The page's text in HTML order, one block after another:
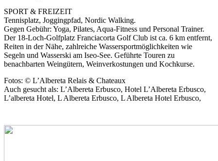
SPORT & FREIZEIT
Tennisplatz, Joggingpfad, Nordic Walking.
Gegen Gebühr: Yoga, Pilates, Aqua-Fitness und Personal Trainer.
Der 18-Loch-Golfplatz Franciacorta Golf Club ist ca. 6 km entfernt,
Reiten in der Nähe, zahlreiche Wassersportmöglichkeiten wie
Segeln und Wasserski am Iseo-See. Geführte Touren zu
benachbarten Weingütern, Weinverkostungen und Kochkurse.
Fotos: © L’Albereta Relais & Chateaux
Auch gesucht als: L’Albereta Erbusco, Hotel L’Albereta Erbusco,
L’albereta Hotel, L Albereta Erbusco, L Albereta Hotel Erbusco,